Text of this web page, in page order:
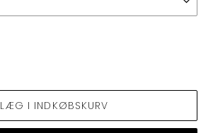
LÆG I INDKØBSKURV